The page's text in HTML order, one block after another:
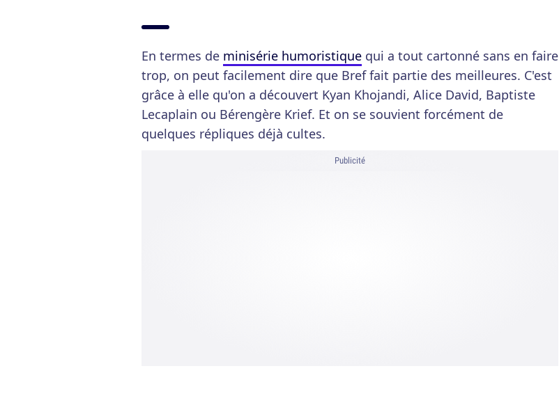
En termes de minisérie humoristique qui a tout cartonné sans en faire
trop, on peut facilement dire que Bref fait partie des meilleures. C'est
grâce à elle qu'on a découvert Kyan Khojandi, Alice David, Baptiste
Lecaplain ou Bérengère Krief. Et on se souvient forcément de
quelques répliques déjà cultes.
Publicité